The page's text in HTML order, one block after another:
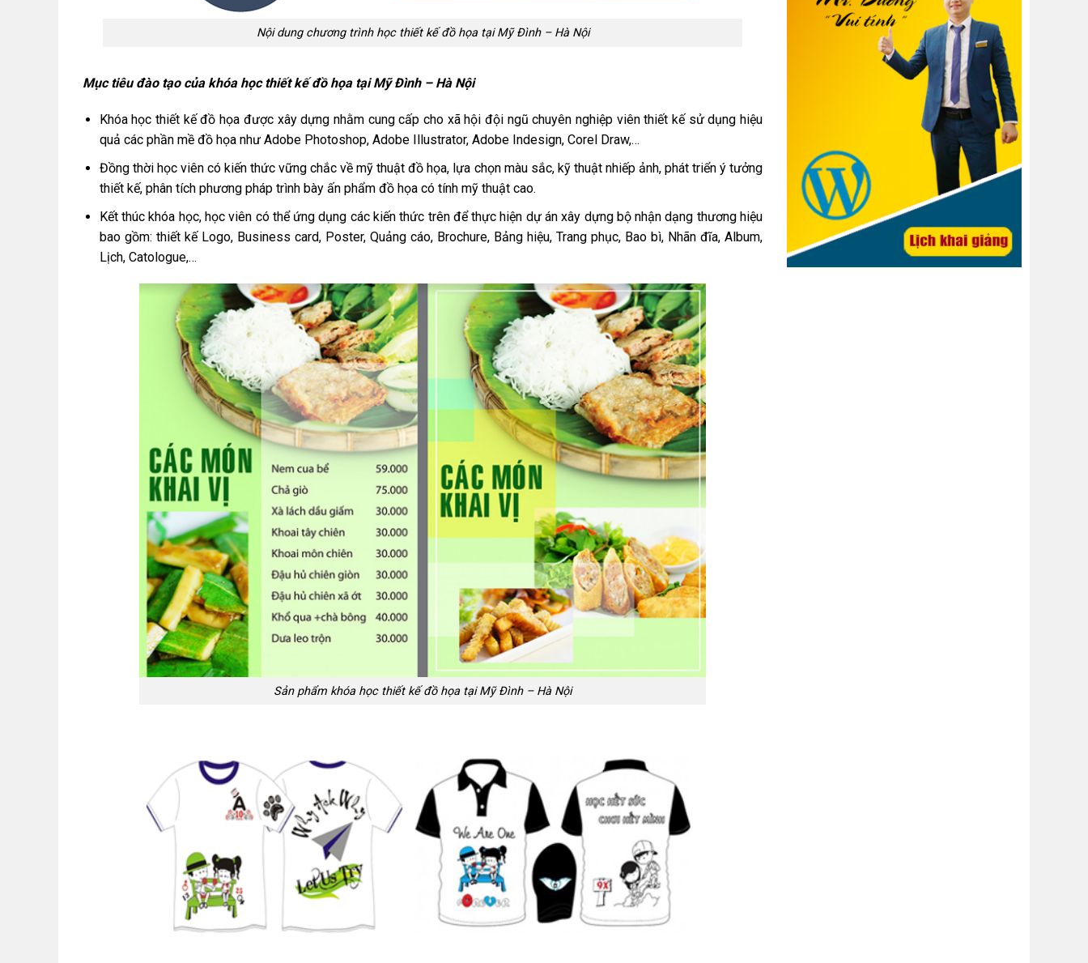
Nội dung chương trình học thiết kế đồ họa tại Mỹ Đình – Hà Nội
Mục tiêu đào tạo của khóa học thiết kế đồ họa tại Mỹ Đình – Hà Nội
Khóa học thiết kế đồ họa được xây dựng nhằm cung cấp cho xã hội đội ngũ chuyên nghiệp viên thiết kế sử dụng hiệu
quả các phần mề đồ họa như Adobe Photoshop, Adobe Illustrator, Adobe Indesign, Corel Draw,…
Đồng thời học viên có kiến thức vững chắc về mỹ thuật đồ họa, lựa chọn màu sắc, kỹ thuật nhiếp ảnh, phát triển ý tưởng
thiết kế, phân tích phương pháp trình bày ấn phẩm đồ họa có tính mỹ thuật cao.
Kết thúc khóa học, học viên có thể ứng dụng các kiến thức trên để thực hiện dự án xây dựng bộ nhận dạng thương hiệu
bao gồm: thiết kế Logo, Business card, Poster, Quảng cáo, Brochure, Bảng hiệu, Trang phục, Bao bì, Nhãn đĩa, Album,
Lịch, Catologue,…
Sản phẩm khóa học thiết kế đồ họa tại Mỹ Đình – Hà Nội